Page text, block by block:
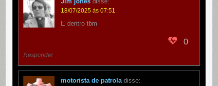
18/07/2025 às 07:51
E dentro tbm
0
Responder
motorista de patrola disse: